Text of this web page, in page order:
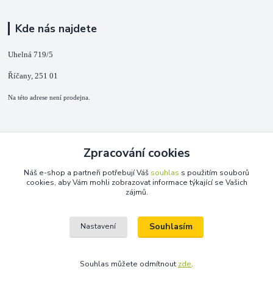
Kde nás najdete
Uhelná 719/5
Říčany, 251 01
Na této adrese není prodejna.
+420 725 889 873
(Po-Ne, 9-18 hod.)
Zpracování cookies
Náš e-shop a partneři potřebují Váš souhlas s použitím souborů
cookies, aby Vám mohli zobrazovat informace týkající se Vašich
zájmů.
Nastavení Souhlasím
Souhlas můžete odmítnout zde.